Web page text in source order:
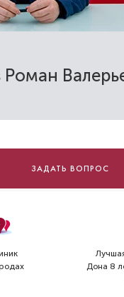
Роман
ЗАДАТЬ ВОПРОС
Дона 8